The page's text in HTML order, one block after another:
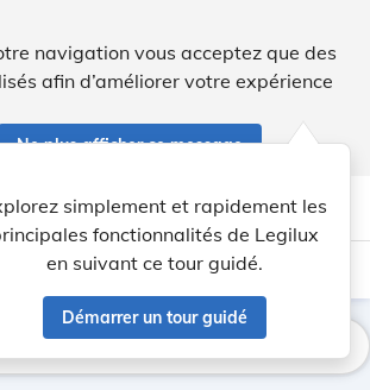
navigation vous acceptez que des
afin d’améliorer votre expérience
Ne plus afficher ce message
account_circle help Aide
simplement et rapidement les
fonctionnalités de Legilux
en suivant ce tour guidé.
Démarrer un tour guidé
light_mode dark_mode